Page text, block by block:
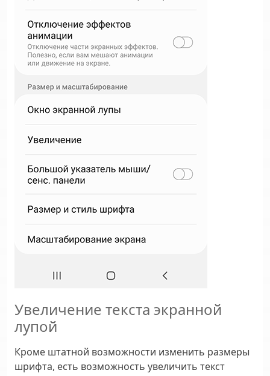
Увеличение текста экранной
лупой
Кроме штатной возможности изменить размеры
шрифта, есть возможность увеличить текст